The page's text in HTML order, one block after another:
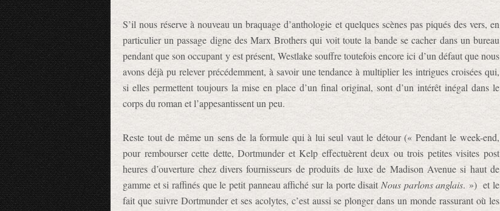
S’il nous réserve à nouveau un braquage d’anthologie et quelques scènes pas piqués des vers, en
particulier un passage digne des Marx Brothers qui voit toute la bande se cacher dans un bureau
pendant que son occupant y est présent, Westlake souffre toutefois encore ici d’un défaut que nous
avons déjà pu relever précédemment, à savoir une tendance à multiplier les intrigues croisées qui,
si elles permettent toujours la mise en place d’un final original, sont d’un intérêt inégal dans le
corps du roman et l’appesantissent un peu.
Reste tout de même un sens de la formule qui à lui seul vaut le détour (« Pendant le week-end,
pour rembourser cette dette, Dortmunder et Kelp effectuèrent deux ou trois petites visites post
heures d’ouverture chez divers fournisseurs de produits de luxe de Madison Avenue si haut de
gamme et si raffinés que le petit panneau affiché sur la porte disait Nous parlons anglais. ») et le
fait que suivre Dortmunder et ses acolytes, c’est aussi se plonger dans un monde rassurant où les